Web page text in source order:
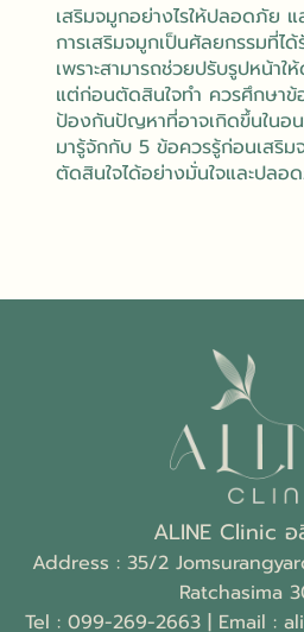
เสริมจมูกอย่างไรให้ปลอดภัย แ
การเสริมจมูกเป็นศัลยกรรมที่ไ
เพราะสามารถช่วยปรับรูปหน้า
แต่ก่อนตัดสินใจทำ ควรศึกษาข้
ป้องกันปัญหาที่อาจเกิดขึ้นในอ
มารู้จักกับ 5 ข้อควรรู้ก่อนเสริ
ตัดสินใจได้อย่างมั่นใจและปลอด
ALINE Clinic
Address : 35/2
Ratchasima
Tel : 099-269-2663| Email :